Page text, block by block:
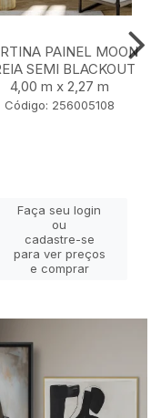
PAINEL MOON
SEMI BLACKOUT
4,00 m x 2,27 m
Código: 256005108
Faça seu login
ou
cadastre-se
para ver preços
e comprar